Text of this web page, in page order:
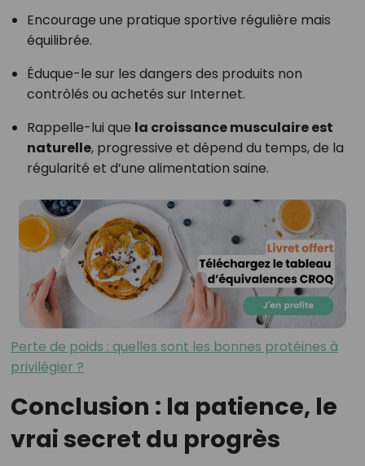
Encourage une pratique sportive régulière mais
équilibrée.
Éduque-le sur les dangers des produits non
contrôlés ou achetés sur Internet.
Rappelle-lui que la croissance musculaire est
naturelle, progressive et dépend du temps, de la
régularité et d’une alimentation saine.
Perte de poids : quelles sont les bonnes protéines à
privilégier ?
Conclusion : la patience, le
vrai secret du progrès